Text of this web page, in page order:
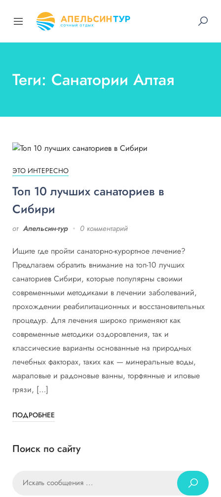
Теги: Санатории Алтая
ЭТО ИНТЕРЕСНО
Топ 10 лучших санаториев в
Сибири
от Апельсин-тур 0 комментарий
Ищите где пройти санаторно-курортное лечение?
Предлагаем обратить внимание на топ-10 лучших
санаториев Сибири, которые популярны своими
современными методиками в лечении заболеваний,
прохождении реабилитационных и восстановительных
процедур. Для лечения широко применяют как
современные методики оздоровления, так и
классические варианты основанные на природных
лечебных факторах, таких как — минеральные воды,
мараловые и радоновые ванны, торфянные и иловые
грязи, […]
ПОДРОБНЕЕ
Поиск по сайту